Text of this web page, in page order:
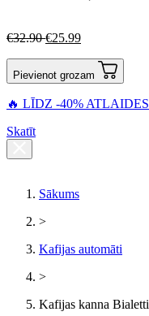
€32.90 €25.99
Pievienot grozam
🔥 LĪDZ -40%
Skatīt
Sākums
>
Kafijas automāti
>
Kafijas kanna